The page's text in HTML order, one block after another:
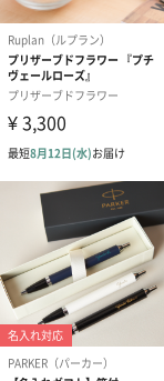
ン
コットン巾着
とう】 M（